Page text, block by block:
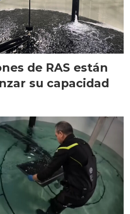
de RAS están
su capacidad